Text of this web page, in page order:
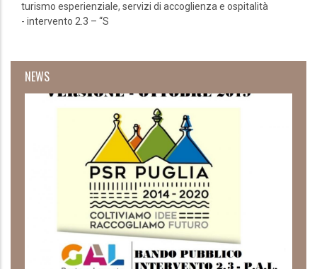
turismo esperienziale, servizi di accoglienza e ospitalità
- intervento 2.3 – “S
NEWS